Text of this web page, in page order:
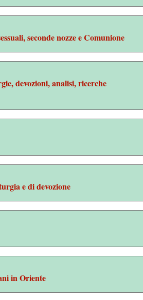
seconde nozze e Comunione
devozioni, analisi, ricerche
e di devozione
in Oriente